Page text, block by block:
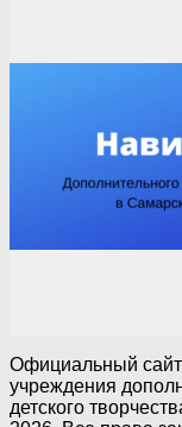
Официальный
учреждения
детского